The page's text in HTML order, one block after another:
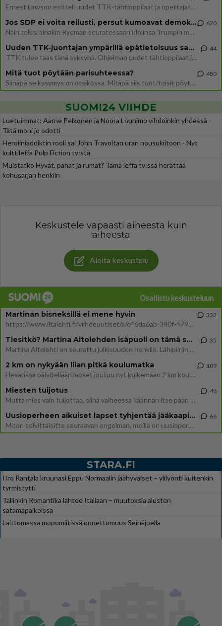
Ernest Lawson esitteli uudet TTK-tähtioppilaat ja opettajat torstaina 6.8. lehdistölle. Tulevalla kaudella on yksi hausk
Jos SDP ei voita reilusti, persut kumoavat demokratian Suomesta
Näin tekisi ainakin Rydman seuratessaan idolinsa Trumpin mallia https://www.is.fi/politiikka/art-2000012187244.html
620
Uuden TTK-juontajan ympärillä epätietoisuus sakenee - Nyt MTV hämmentää soppaa
TTK tulee taas tänä syksynä. Ohjelman uudet tähtioppilaat julkistetaan torstaina 6. elokuuta klo 14 alkavassa lehdistö
44
Mitä tuot pöytään parisuhteessa?
Siinäpä se kysymys on otsikossa. Mitäpä siis tuot/toisit pöytään parisuhteessa? Oletko mies vai nainen? Koetko sen mitä
480
SUOMI24 VIIHDE
Luetuimmat: Aarne Pelkonen ja Noora Louhimo vihdoinkin yhdessä -
Tätä moni jo odotti
Heroiiniaddiktin rooli sai John Travoltan uran nousukiitoon - Nyt
kulttileffa Pulp Fiction tv:stä
Muistatko Hyvät, pahat ja rumat? Tämä leffa tv:ssä herättää
kohusarjan henkiin
Keskustele vapaasti aiheesta kuin
aiheesta
Aloita keskustelu
Osallistu keskusteluun
Martinan bisneksillä ei mene hyvin
https://www.iltalehti.fi/viihdeuutiset/a/c46da6ab-340f-4790-aaa7-0865eed2336 Yrityksen konkurssihakemus on tullut kärä
332
Tiesitkö? Martina Aitolehden isäpuoli on tämä suosittu laulaja
Martina Aitolehti on seurattu julkisuuden henkilö. Lähipiiriin mahtuu muitakin tunnettuja henkilöitä. Tiesitkö, että Ma
35
2 km on nykyään liian pitkä koulumatka
Hesarissa päivitellään lapset joutuu nyt kulkemaan 2 km kouluun jösses. Ruostefillarilla tuo matka menee vaikka miten äk
109
Miesten tuijotus
Mutta mies vain tuijottaa, siinä vaiheessa käännän itse pään pois. Mikä juttu? Yleensä jos joku tuijottaa tai katsoo, hä
48
Uusioperheen aikuiset lapset tyhjentää jääkaapin käydessään
Miten selvittäisitte seuraavan ongelman, meillä on uusioperhe, minulla teini-ikäiset lapset ja puolisolla aikuiset, jotk
66
STARA.FI
IIro Rantala kruunasi Eppu Normaalin jäähyväiset – ylilyönti kuitenkin
tyrmistytti
Tallinkin Romantika lähtee Italiaan – muutoksia alusten
satamapaikoissa
Laittomassa mopomiitissä onnettomuus Seinäjoella